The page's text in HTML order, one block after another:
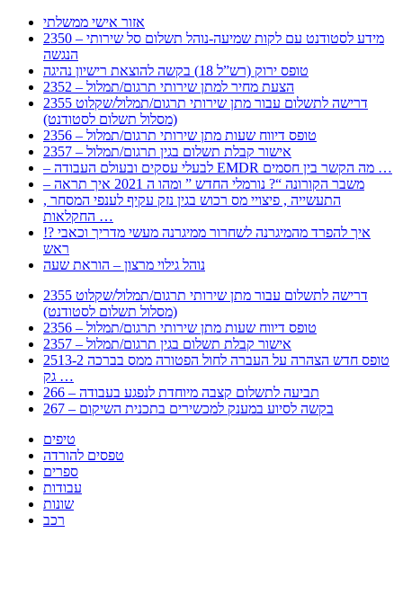
אזור אישי ממשלתי
2350 – מידע לסטודנט עם לקות שמיעה-נוהל תשלום סל שירותי
הנגשה
טופס ירוק (רש”ל 18) בקשה להוצאת רישיון נהיגה
2352 – הצעת מחיר למתן שירותי תרגום/תמלול
2355 דרישה לתשלום עבור מתן שירותי תרגום/תמלול/שקלוט
(מסלול תשלום לסטודנט)
2356 – טופס דיווח שעות מתן שירותי תרגום/תמלול
2357 – אישור קבלת תשלום בגין תרגום/תמלול
– לבעלי עסקים ובעולם העבודה EMDR מה הקשר בין חסמים …
– משבר הקורונה “? נורמלי החדש ” ומהו ה 2021 איך תראה
, התעשייה , פיצויי מס רכוש בגין נזק עקיף לענפי המסחר
החקלאות …
!? איך להפרד מהמיגרנה לשחרור ממיגרנה מעשי מדריך וכאבי
ראש
נוהל גילוי מרצון – הוראת שעה
2355 דרישה לתשלום עבור מתן שירותי תרגום/תמלול/שקלוט
(מסלול תשלום לסטודנט)
2356 – טופס דיווח שעות מתן שירותי תרגום/תמלול
2357 – אישור קבלת תשלום בגין תרגום/תמלול
2513-2 טופס חדש הצהרה על העברה לחול הפטורה ממס בברכה
גק …
266 – תביעה לתשלום קצבה מיוחדת לנפגע בעבודה
267 – בקשה לסיוע במענק למכשירים בתכנית השיקום
טיפים
טפסים להורדה
ספרים
עבודות
שונות
רכב